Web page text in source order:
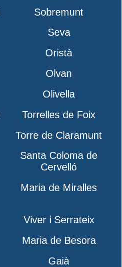
Sobremunt
Seva
Oristà
Olvan
Olivella
Torrelles de Foix
Torre de Claramunt
Santa Coloma de
Cervelló
Maria de Miralles
Viver i Serrateix
Maria de Besora
Gaià